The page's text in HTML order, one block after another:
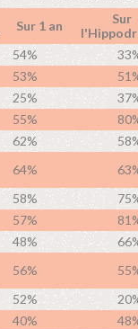
Sur 1 an
Sur
54%
53%
25%
55%
62%
64%
58%
57%
48%
56%
52%
40%